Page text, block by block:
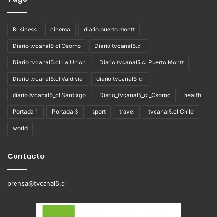
Business cinema diario puerto montt
Diario tvcanal5 cl Osorno Diario tvcanal5.cl
Diario tvcanal5.cl La Union Diario tvcanal5.cl Puerto Montt
Diario tvcanal5.cl Valdivia diario tvcanal5_cl
diario tvcanal5_cl Santiago Diario_tvcanal5_cl_Osorno health
Portada 1 Portada 3 sport travel tvcanal5.cl Chile
world
Contacto
prensa@tvcanal5.cl